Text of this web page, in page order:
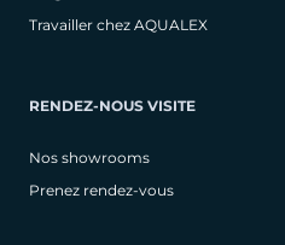
Travailler chez AQUALEX
RENDEZ-NOUS VISITE
Nos showrooms
Prenez rendez-vous